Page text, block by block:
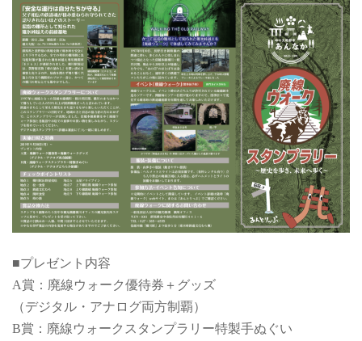
■プレゼント内容
A賞：廃線ウォーク優待券＋グッズ
（デジタル・アナログ両方制覇）
B賞：廃線ウォークスタンプラリー特製手ぬぐい